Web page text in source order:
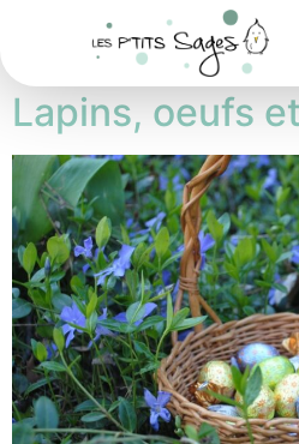
Étiquette :
Lapins, oeufs